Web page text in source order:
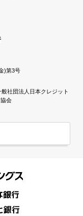
)第3号
社団法人日本クレジット
会